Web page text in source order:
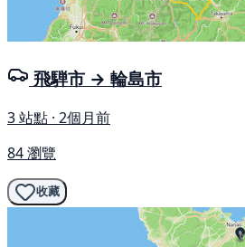
飛騨市 → 輪島市
3 站點 · 2個月前
84 瀏覽
收藏